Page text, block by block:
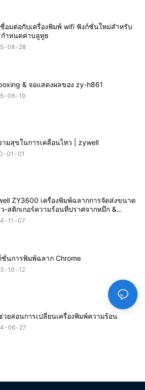
ชื่อมต่อกับเครื่องพิมพ์ wifi ฟังก์ชั่นใหม่สำหรับ
กำหนดค่าบลูทูธ
08 28
& จอแสดงผลของ zy-h861
06 19
ามสุขในการเคลื่อนไหว | zywell
01 01
ZY3600 เครื่องพิมพ์ฉลากการจัดส่งขนาด
-สติกเกอร์ความร้อนที่ปราศจากหมึก &
งพิมพ์บาร์โค้ด
11 07
ชั่นการพิมพ์ฉลาก Chrome
10 12
วยสอนการเปลี่ยนเครื่องพิมพ์ความร้อน
06 27